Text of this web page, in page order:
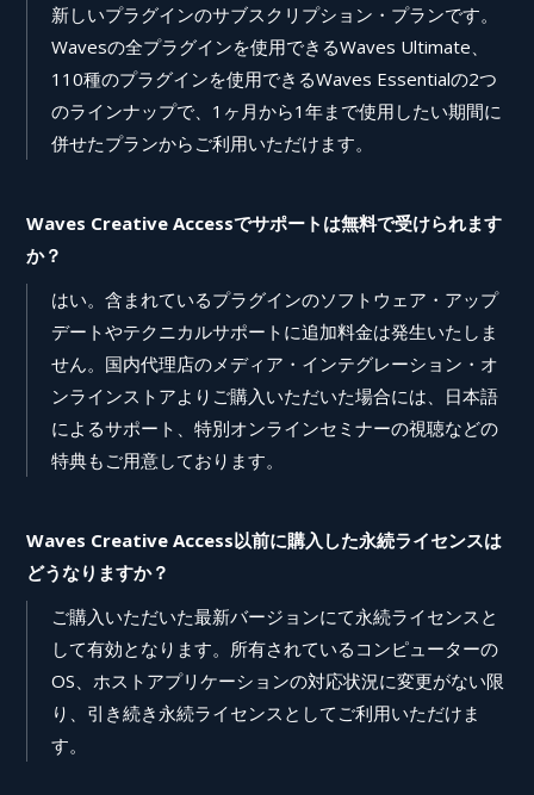
新しいプラグインのサブスクリプション・プランです。
Wavesの全プラグインを使用できるWaves Ultimate、
110種のプラグインを使用できるWaves Essentialの2つ
のラインナップで、1ヶ月から1年まで使用したい期間に
併せたプランからご利用いただけます。
Waves Creative Accessでサポートは無料で受けられます
か？
はい。含まれているプラグインのソフトウェア・アップ
デートやテクニカルサポートに追加料金は発生いたしま
せん。国内代理店のメディア・インテグレーション・オ
ンラインストアよりご購入いただいた場合には、日本語
によるサポート、特別オンラインセミナーの視聴などの
特典もご用意しております。
Waves Creative Access以前に購入した永続ライセンスは
どうなりますか？
ご購入いただいた最新バージョンにて永続ライセンスと
して有効となります。所有されているコンピューターの
OS、ホストアプリケーションの対応状況に変更がない限
り、引き続き永続ライセンスとしてご利用いただけま
す。